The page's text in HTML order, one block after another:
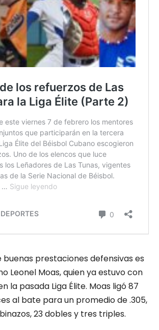
buenas prestaciones defensivas es
Leonel Moas, quien ya estuvo con
la pasada Liga Élite. Moas ligó 87
al bate para un promedio de .305,
23 dobles y tres triples.